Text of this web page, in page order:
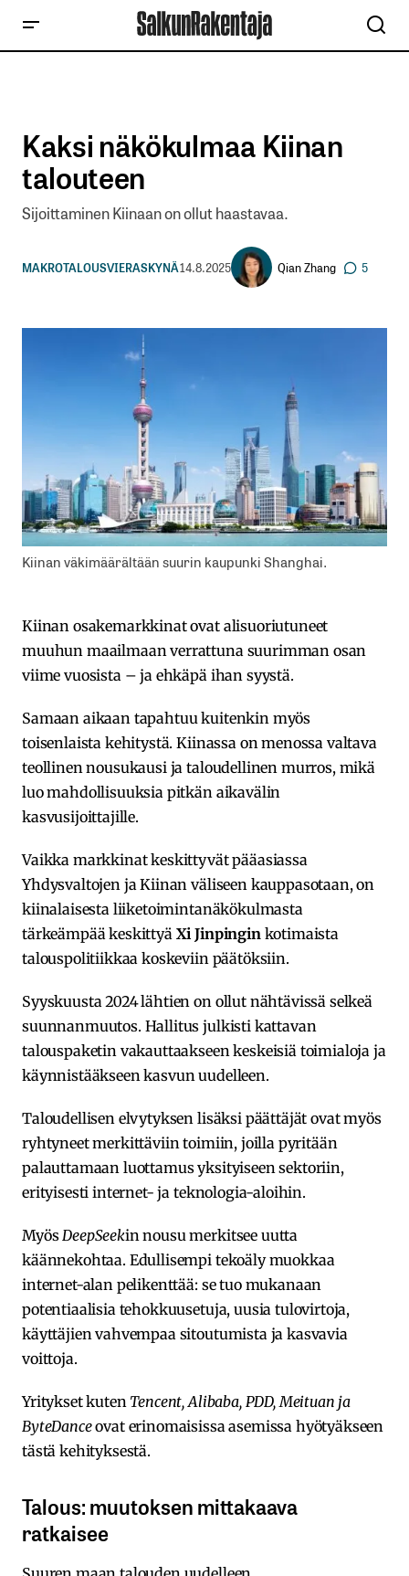
Kaksi näkökulmaa Kiinan
talouteen
Sijoittaminen Kiinaan on ollut haastavaa.
MAKROTALOUSVIERASKYNÄ14.8.2025 Qian Zhang 5
Kiinan väkimäärältään suurin kaupunki Shanghai.
Kiinan osakemarkkinat ovat alisuoriutuneet
muuhun maailmaan verrattuna suurimman osan
viime vuosista – ja ehkäpä ihan syystä.
Samaan aikaan tapahtuu kuitenkin myös
toisenlaista kehitystä. Kiinassa on menossa valtava
teollinen nousukausi ja taloudellinen murros, mikä
luo mahdollisuuksia pitkän aikavälin
kasvusijoittajille.
Vaikka markkinat keskittyvät pääasiassa
Yhdysvaltojen ja Kiinan väliseen kauppasotaan, on
kiinalaisesta liiketoimintanäkökulmasta
tärkeämpää keskittyä Xi Jinpinginkotimaista
talouspolitiikkaa koskeviin päätöksiin.
Syyskuusta 2024 lähtien on ollut nähtävissä selkeä
suunnanmuutos. Hallitus julkisti kattavan
talouspaketin vakauttaakseen keskeisiä toimialoja ja
käynnistääkseen kasvun uudelleen.
Taloudellisen elvytyksen lisäksi päättäjät ovat myös
ryhtyneet merkittäviin toimiin, joilla pyritään
palauttamaan luottamus yksityiseen sektoriin,
erityisesti internet- ja teknologia-aloihin.
MyösDeepSeekin nousu merkitsee uutta
käännekohtaa. Edullisempi tekoäly muokkaa
internet-alan pelikenttää: se tuo mukanaan
potentiaalisia tehokkuusetuja, uusia tulovirtoja,
käyttäjien vahvempaa sitoutumista ja kasvavia
voittoja.
Yritykset kuten Tencent, Alibaba, PDD, Meituan ja
ByteDanceovat erinomaisissa asemissa hyötyäkseen
tästä kehityksestä.
Talous: muutoksen mittakaava
ratkaisee